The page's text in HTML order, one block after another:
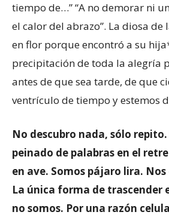
tiempo de…” “A no demorar ni
el calor del abrazo”. La diosa
en flor porque encontró a su
precipitación de toda la alegría
antes de que sea tarde, de que
ventrículo de tiempo y estemos
No descubro nada, sólo
peinado de palabras en el
en ave. Somos pájaro lira.
La única forma de trascender
no somos. Por una razón